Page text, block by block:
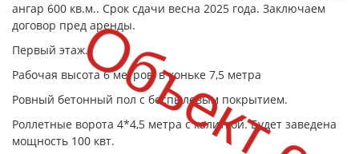
ангар 600 кв.м.. Срок сдачи весна 2025 года. Заключаем
договор пред аренды.
Первый этаж.
Рабочая высота 6 метров, в коньке 7,5 метра
Ровный бетонный пол с беспылевым покрытием.
Роллетные ворота 4*4,5 метра с калиткой. Будет заведена
мощность 100 квт.